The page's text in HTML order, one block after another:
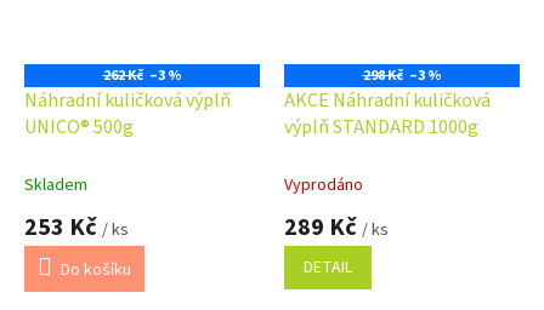
262 Kč –3 %
Náhradní kuličková výplň
UNICO® 500g
Skladem
253 Kč / ks
Do košíku
298 Kč –3 %
AKCE Náhradní kuličková
výplň STANDARD 1000g
Vyprodáno
289 Kč / ks
DETAIL